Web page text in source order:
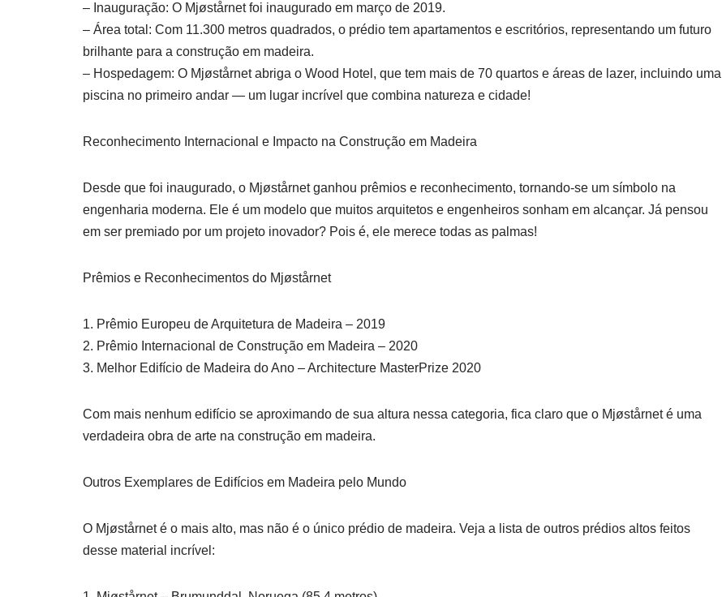
– Inauguração: O Mjøstårnet foi inaugurado em março de 2019.
– Área total: Com 11.300 metros quadrados, o prédio tem apartamentos e escritórios, representando um futuro
brilhante para a construção em madeira.
– Hospedagem: O Mjøstårnet abriga o Wood Hotel, que tem mais de 70 quartos e áreas de lazer, incluindo uma
piscina no primeiro andar — um lugar incrível que combina natureza e cidade!
Reconhecimento Internacional e Impacto na Construção em Madeira
Desde que foi inaugurado, o Mjøstårnet ganhou prêmios e reconhecimento, tornando-se um símbolo na
engenharia moderna. Ele é um modelo que muitos arquitetos e engenheiros sonham em alcançar. Já pensou
em ser premiado por um projeto inovador? Pois é, ele merece todas as palmas!
Prêmios e Reconhecimentos do Mjøstårnet
1. Prêmio Europeu de Arquitetura de Madeira – 2019
2. Prêmio Internacional de Construção em Madeira – 2020
3. Melhor Edifício de Madeira do Ano – Architecture MasterPrize 2020
Com mais nenhum edifício se aproximando de sua altura nessa categoria, fica claro que o Mjøstårnet é uma
verdadeira obra de arte na construção em madeira.
Outros Exemplares de Edifícios em Madeira pelo Mundo
O Mjøstårnet é o mais alto, mas não é o único prédio de madeira. Veja a lista de outros prédios altos feitos
desse material incrível: